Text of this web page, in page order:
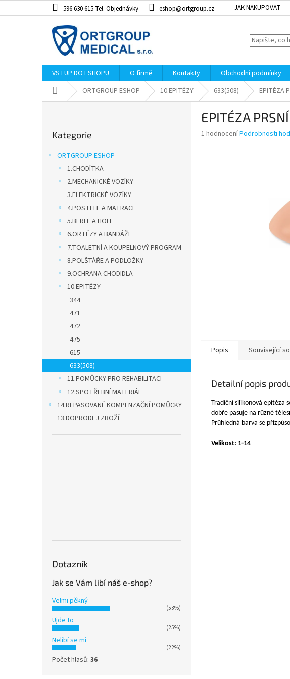
na
596 630 615 Tel. Objednávky eshop@ortgroup.cz JAK NAKUPOVAT
VSTUP DO ESHOPU O firmě Kontakty Obchodní podmínky
Domů ORTGROUP ESHOP 10.EPITÉZY 633(508) EPITÉZA
kategorie
Kategorie
ORTGROUP ESHOP
1.CHODÍTKA
2.MECHANICKÉ VOZÍKY
3.ELEKTRICKÉ VOZÍKY
4.POSTELE A MATRACE
5.BERLE A HOLE
6.ORTÉZY A BANDÁŽE
7.TOALETNÍ A KOUPELNOVÝ PROGRAM
8.POLŠTÁŘE A PODLOŽKY
9.OCHRANA CHODIDLA
10.EPITÉZY
344
471
472
475
615
633(508)
11.POMŮCKY PRO REHABILITACI
12.SPOTŘEBNÍ MATERIÁL
14.REPASOVANÉ KOMPENZAČNÍ POMŮCKY
13.DOPRODEJ ZBOŽÍ
Dotazník
Jak se Vám líbí náš e-shop?
Velmi pěkný
(53%)
Ujde to
(25%)
Nelíbí se mi
(22%)
Počet hlasů: 36
EPITÉZA
Průměrné
1 hodnoceníPodrobnosti
Popis Související
Detailní popis
Tradiční silikonová epitéza
dobře pasuje na různé
Průhledná barva se
Velikost: 1-14